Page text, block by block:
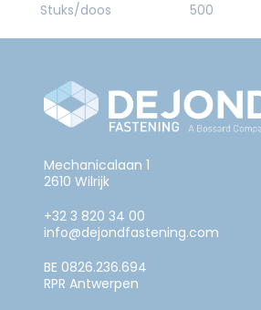
Stuks/doos
500
Mechanicalaan 1
2610 Wilrijk
+32 3 820 34 00
info@dejondfastening.com
BE 0826.236.694
RPR Antwerpen